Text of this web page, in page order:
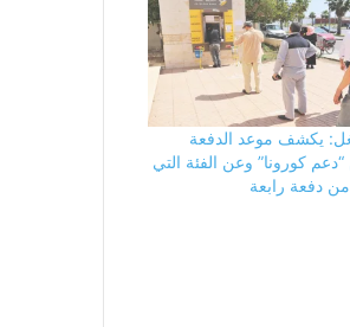
يكشف موعد الدفعة
“دعم كورونا” وعن الفئة التي
دفعة رابعة